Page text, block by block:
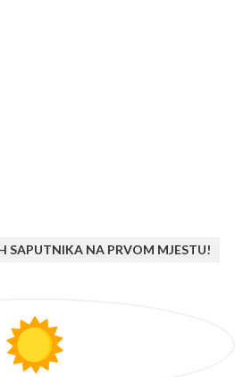
SAPUTNIKA NA PRVOM MJESTU!